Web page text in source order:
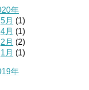
年
5月 (1)
4月 (1)
2月 (2)
1月 (1)
年